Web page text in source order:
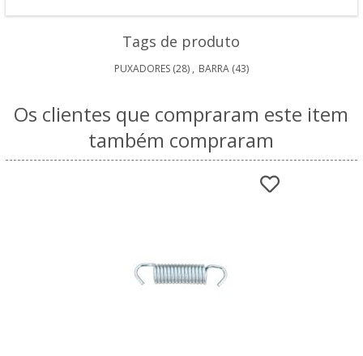
Tags de produto
PUXADORES (28) , BARRA (43)
Os clientes que compraram este item
também compraram